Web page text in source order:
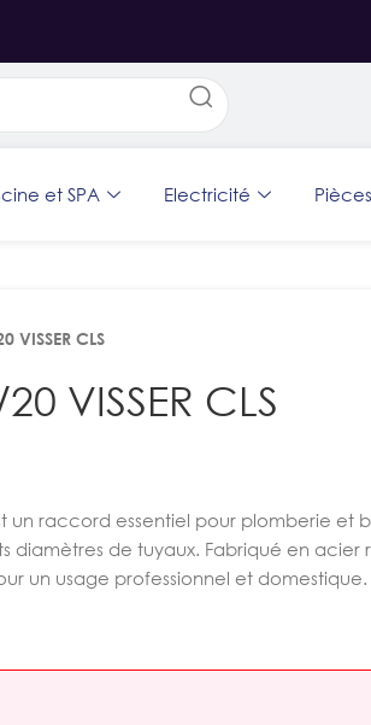
et SPA Electricité
VISSER CLS
VISSER CLS
un raccord essentiel pour plomberie et
diamètres de tuyaux. Fabriqué en acier
un usage professionnel et domestique.